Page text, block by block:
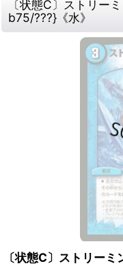
〔状態C〕ストリー
b75/???}《水》
〔状態C〕ストリー